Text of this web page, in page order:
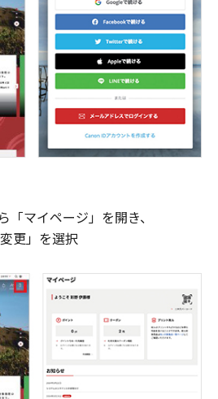
マイページ」を開き、
更」を選択